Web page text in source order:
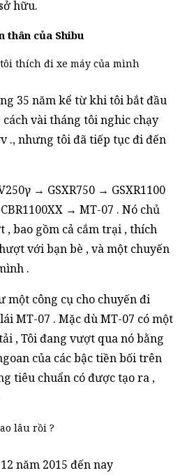
hữu.
thân của Shibu
thích đi xe máy của mình
35 năm kể từ khi tôi bắt đầu
cách vài tháng tôi nghic chạy
., nhưng tôi đã tiếp tục đi đến
→ GSXR750 → GSXR1100
→ MT-07 . Nó chủ
, bao gồm cả cắm trại , thích
với bạn bè , và một chuyến
.
một công cụ cho chuyến đi
MT-07 . Mặc dù MT-07 có một
, Tôi đang vượt qua nó bằng
của các bậc tiền bối trên
tiêu chuẩn có được tạo ra ,
lâu rồi ?
năm 2015 đến nay